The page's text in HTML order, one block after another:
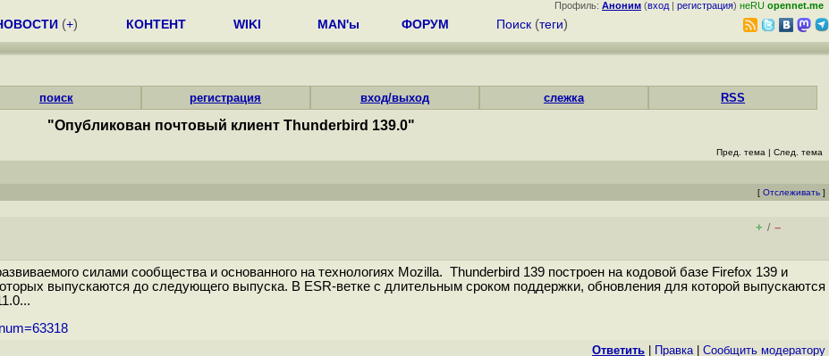
Профиль: Аноним (вход | регистрация) неRU opennet.me
(+) КОНТЕНТ WIKI MAN'ы ФОРУМ Поиск (теги)
поиск регистрация вход/выход слежка RSS
"Опубликован почтовый клиент Thunderbird 139.0"
Пред. тема | След. тема
[ Отслеживать ]
+ / –
силами сообщества и основанного на технологиях Mozilla. Thunderbird 139 построен на кодовой базе Firefox 139 и
выпускаются до следующего выпуска. В ESR-ветке с длительным сроком поддержки, обновления для которой выпускаются
Ответить Правка| Cообщить модератору